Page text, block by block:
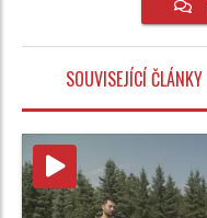
SOUVISEJÍCÍ ČLÁNKY